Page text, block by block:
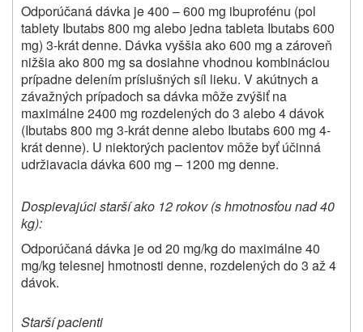
Odporúčaná dávka je 400 – 600 mg ibuprofénu (pol
tablety Ibutabs 800 mg alebo jedna tableta Ibutabs 600
mg) 3-krát denne. Dávka vyššia ako 600 mg a zároveň
nižšia ako 800 mg sa dosiahne vhodnou kombináciou
prípadne delením príslušných síl lieku. V akútnych a
závažných prípadoch sa dávka môže zvýšiť na
maximálne 2400 mg rozdelených do 3 alebo 4 dávok
(Ibutabs 800 mg 3-krát denne alebo Ibutabs 600 mg 4-
krát denne). U niektorých pacientov môže byť účinná
udržiavacia dávka 600 mg – 1200 mg denne.
Dospievajúci starší ako 12 rokov (s hmotnosťou nad 40
kg):
Odporúčaná dávka je od 20 mg/kg do maximálne 40
mg/kg telesnej hmotnosti denne, rozdelených do 3 až 4
dávok.
Starší pacienti